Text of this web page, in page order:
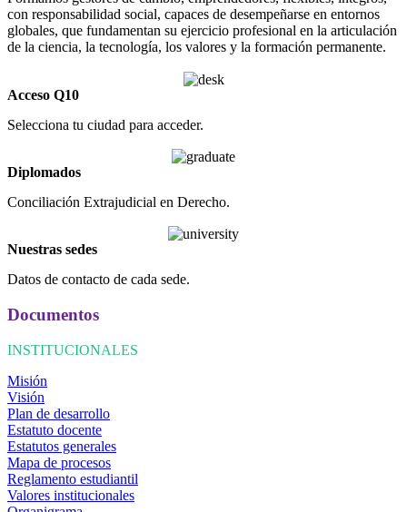
con responsabilidad social, capaces de desempeñarse en entornos
globales, que fundamentan su ejercicio profesional en la articulación
de la ciencia, la tecnología, los valores y la formación permanente.
Acceso Q10
Selecciona tu ciudad para acceder.
Diplomados
Conciliación Extrajudicial en Derecho.
Nuestras sedes
Datos de contacto de cada sede.
Documentos
INSTITUCIONALES
Misión
Visión
Plan de desarrollo
Estatuto docente
Estatutos generales
Mapa de procesos
Reglamento estudiantil
Valores institucionales